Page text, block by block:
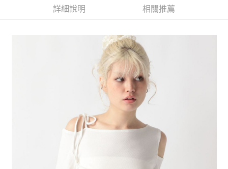
3.實際核准額度、可分期數及費用金額請依後續交易確認頁面所載為準。
4.訂單成立30分鐘內，如未前往確認交易或遇審核未通過，訂單將自動取
1.分期款項不併入電信帳單，「大哥付你分期」於每月結算日後寄送繳費提
2.透過簡訊連結打開帳單後，可選擇「超商條碼／台灣大直營門市／銀行轉
帳／街口支付／iPASS MONEY」等通路繳費。
1.本服務係由「台灣大哥大股份有限公司」（以下簡稱本公司）所提供，讓
用戶於交易時，得透過本服務購買商品或服務，並由商店將買賣／分期付款
買賣價金債權讓與本公司後，依約使用本公司帳單繳交帳款。
2.基於同意付款使用「大哥付你分期」之契約關係目的，商店將以您的個人
資料（包含姓名、電話或地址）提供予台灣大哥大進項蒐集、處理及利用，
由本公司與您本人進行分期帳單所需資料之確認、核對及更正。
3.完整用戶服務條款，請詳閱以下連結：
https://oppay.tw/userRule
３．安心：先確認商品／服務後，再付款。
【「AFTEE先享後付」結帳流程】
１．於結帳方式選擇「AFTEE先享後付」後，將跳轉至「AFTEE先享後付」
結帳頁面，進行簡訊認證並確認金額後，即可完成結帳。
２．訂單成立數日內，您將收到繳費通知簡訊。
３．收到繳費通知簡訊後14天內，點擊此簡訊中的連結，可透過四大超商／
ATM／網路銀行／等多元方式進行付款，方視為交易完成。
※ 請注意：結帳手續完成當下不需立刻繳費，但若您需要取消訂單，請聯絡
購買商品的店家。未經商家同意取消之訂單仍視為有效，需透過AFTEE先享
後付繳納相關費用。
※ 交易是否成功請以「AFTEE先享後付 」之結帳頁面顯示為準，若有關於
是否繳費成功／繳費後需取消欲退款等相關疑問，請聯繫「AFTEE先享後付
https://netprotections.freshdesk.com/support/home
每筆NT$80，滿NT$1,500(含以上)免運費
每筆NT$80，滿NT$1,500(含以上)免運費
每筆NT$80，滿NT$1,500(含以上)免運費
每筆NT$80，滿NT$1,500(含以上)免運費
每筆NT$80，滿NT$1,500(含以上)免運費
詳細說明 相關推薦